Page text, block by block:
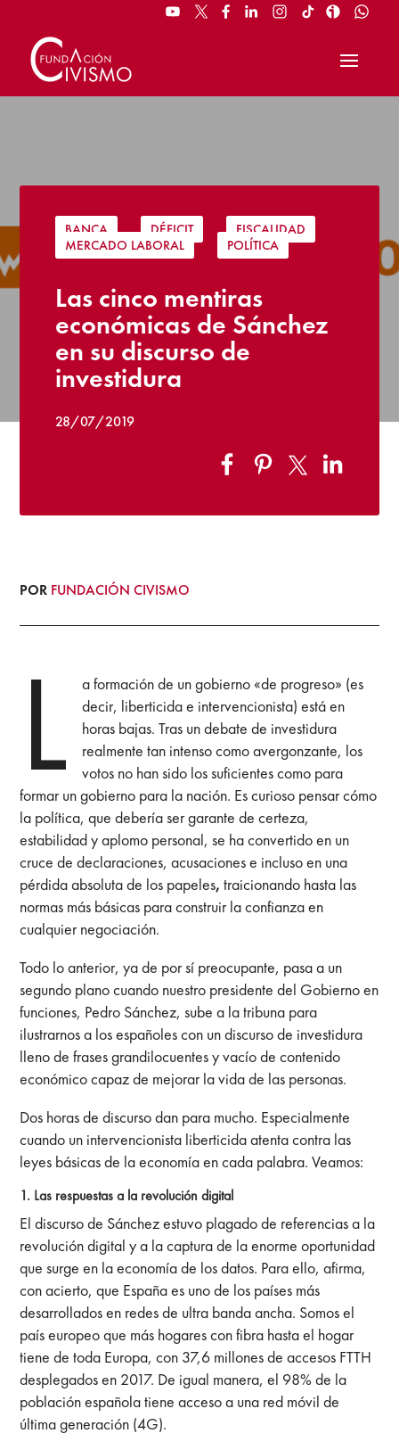
BANCA | DÉFICIT | FISCALIDAD
MERCADO LABORAL
POLÍTICA
Las cinco mentiras
económicas de Sánchez
en su discurso de
investidura
28/07/2019
POR FUNDACIÓN CIVISMO
L
a formación de un gobierno «de progreso» (es
decir, liberticida e intervencionista) está en
horas bajas. Tras un debate de investidura
realmente tan intenso como avergonzante, los
votos no han sido los suficientes como para
formar un gobierno para la nación. Es curioso pensar cómo
la política, que debería ser garante de certeza,
estabilidad y aplomo personal, se ha convertido en un
cruce de declaraciones, acusaciones e incluso en una
pérdida absoluta de los papeles,traicionando hasta las
normas más básicas para construir la confianza en
cualquier negociación.
Todo lo anterior, ya de por sí preocupante, pasa a un
segundo plano cuando nuestro presidente del Gobierno en
funciones, Pedro Sánchez, sube a la tribuna para
ilustrarnos a los españoles con un discurso de investidura
lleno de frases grandilocuentes y vacío de contenido
económico capaz de mejorar la vida de las personas.
Dos horas de discurso dan para mucho. Especialmente
cuando un intervencionista liberticida atenta contra las
leyes básicas de la economía en cada palabra. Veamos:
1. Las respuestas a la revolución digital
El discurso de Sánchez estuvo plagado de referencias a la
revolución digital y a la captura de la enorme oportunidad
que surge en la economía de los datos. Para ello, afirma,
con acierto, que España es uno de los países más
desarrollados en redes de ultra banda ancha. Somos el
país europeo que más hogares con fibra hasta el hogar
tiene de toda Europa, con 37,6 millones de accesos FTTH
desplegados en 2017. De igual manera, el 98% de la
población española tiene acceso a una red móvil de
última generación (4G).